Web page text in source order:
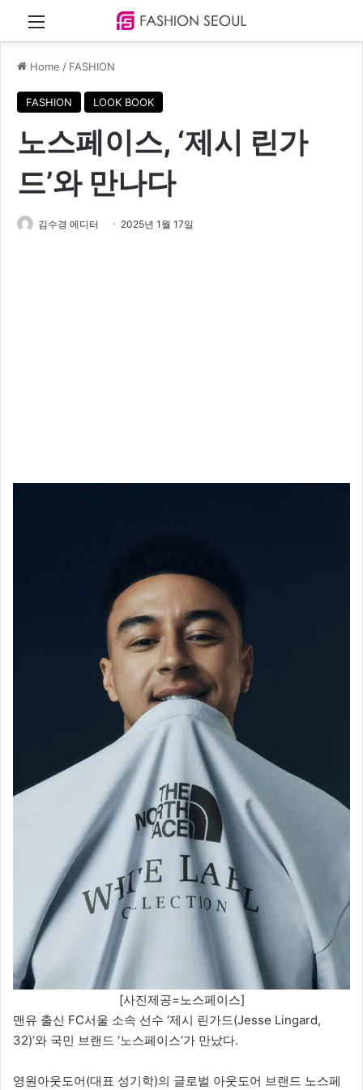
Menu
Home / FASHION
FASHION LOOK BOOK
노스페이스, ‘제시 린가
드’와 만나다
김수경 에디터 2025년 1월 17일
[사진제공=노스페이스]
맨유 출신 FC서울 소속 선수 ‘제시 린가드(Jesse Lingard,
32)’와 국민 브랜드 ‘노스페이스’가 만났다.
영원아웃도어(대표 성기학)의 글로벌 아웃도어 브랜드 노스페